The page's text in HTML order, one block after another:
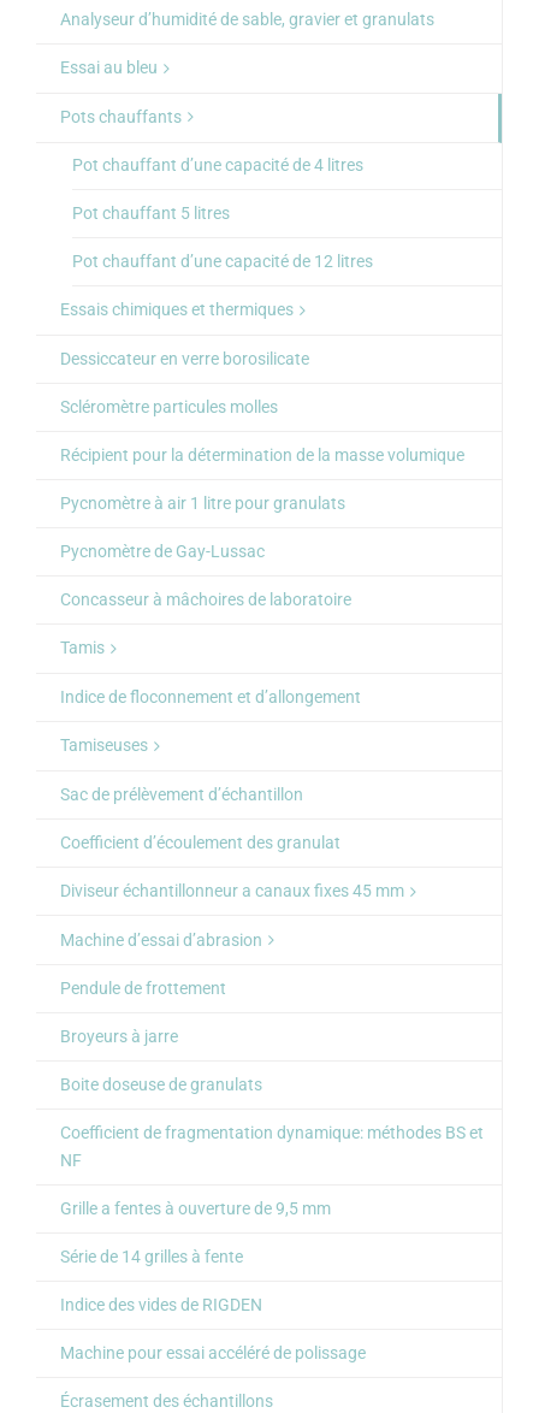
Analyseur d’humidité de sable, gravier et granulats
Essai au bleu
Pots chauffants
Pot chauffant d’une capacité de 4 litres
Pot chauffant 5 litres
Pot chauffant d’une capacité de 12 litres
Essais chimiques et thermiques
Dessiccateur en verre borosilicate
Scléromètre particules molles
Récipient pour la détermination de la masse volumique
Pycnomètre à air 1 litre pour granulats
Pycnomètre de Gay-Lussac
Concasseur à mâchoires de laboratoire
Tamis
Indice de floconnement et d’allongement
Tamiseuses
Sac de prélèvement d’échantillon
Coefficient d’écoulement des granulat
Diviseur échantillonneur a canaux fixes 45 mm
Machine d’essai d’abrasion
Pendule de frottement
Broyeurs à jarre
Boite doseuse de granulats
Coefficient de fragmentation dynamique: méthodes BS et
NF
Grille a fentes à ouverture de 9,5 mm
Série de 14 grilles à fente
Indice des vides de RIGDEN
Machine pour essai accéléré de polissage
Écrasement des échantillons